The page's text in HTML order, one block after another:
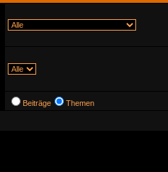
Beiträge Themen